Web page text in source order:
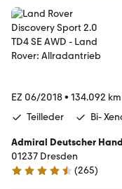
EZ 06/2018• 134.092 km
Teilleder
Bi-
Admiral Deutscher
01237 Dresden
4.6 Sterne
(265)